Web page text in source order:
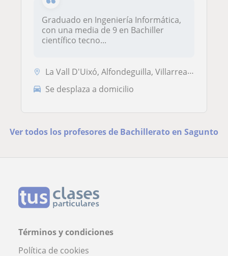
Graduado en Ingeniería Informática,
con una media de 9 en Bachiller
científico tecno...
La Vall D'Uixó, Alfondeguilla, Villarreal, Castellón de la Plana, Sagu...
Se desplaza a domicilio
Ver todos los profesores de Bachillerato en Sagunto
Términos y condiciones
Política de cookies